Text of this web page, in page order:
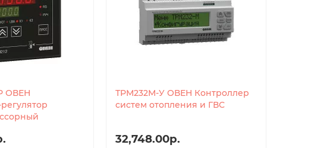
ОВЕН
ТРМ232М-У ОВЕН Контроллер
систем отопления и ГВС
32,748.00р.